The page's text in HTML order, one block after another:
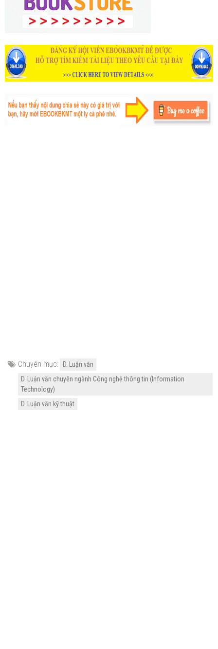
Chuyên mục:
D. Luận văn
D. Luận văn chuyên ngành Công nghệ thông tin (Information
Technology)
D. Luận văn kỹ thuật